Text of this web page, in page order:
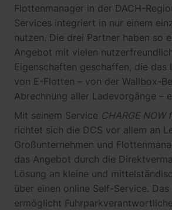
Flottenmanager in der DACH-
Services integriert in nur einem
nutzen. Die drei Partner haben so
Angebot mit vielen
Eigenschaften geschaffen, die das
von E-Flotten – von der Wallbox-
Abrechnung aller Ladevorgänge –
Mit seinem Service CHARGE NOW
richtet sich die DCS vor allem an
Großunternehmen und
das Angebot durch die
Lösung an kleine und
über einen online Self-Service. Das
ermöglicht